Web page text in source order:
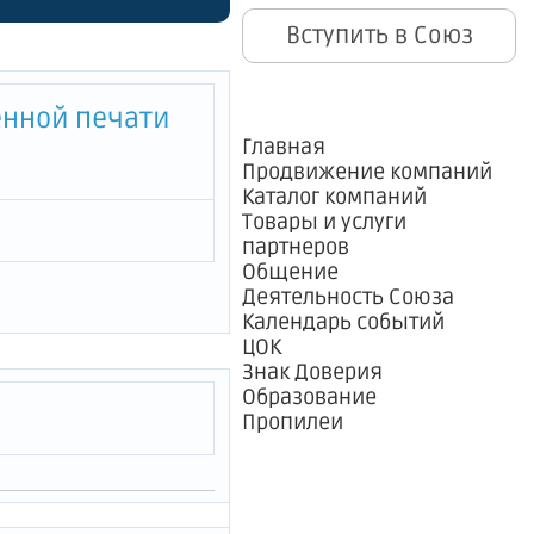
Вступить в Союз
Главная
Продвижение компаний
Каталог компаний
Товары и услуги
партнеров
Общение
Деятельность Союза
Календарь событий
ЦОК
Знак Доверия
Образование
Пропилеи
года
печати